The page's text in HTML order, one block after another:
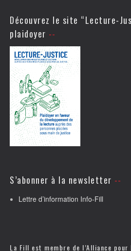
Découvrez le site “Lecture-
plaidoyer
S’abonner à la newsletter
Lettre d’information Info-Fill
La Fill est membre de l’Alliance